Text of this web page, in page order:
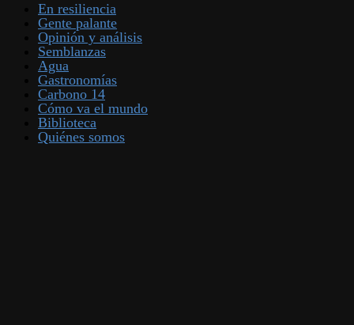
En resiliencia
Gente palante
Opinión y análisis
Semblanzas
Agua
Gastronomías
Carbono 14
Cómo va el mundo
Biblioteca
Quiénes somos